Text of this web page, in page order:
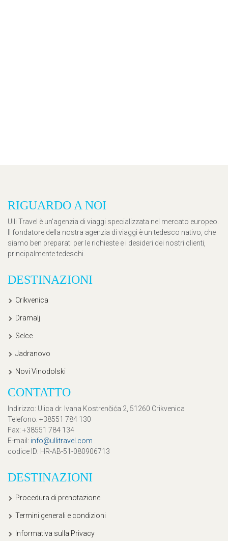
RIGUARDO A NOI
Ulli Travel è un'agenzia di viaggi specializzata nel mercato europeo.
Il fondatore della nostra agenzia di viaggi è un tedesco nativo, che
siamo ben preparati per le richieste e i desideri dei nostri clienti,
principalmente tedeschi.
DESTINAZIONI
Crikvenica
Dramalj
Selce
Jadranovo
Novi Vinodolski
CONTATTO
Indirizzo: Ulica dr. Ivana Kostrenčića 2, 51260 Crikvenica
Telefono: +38551 784 130
Fax: +38551 784 134
E-mail : info@ullitravel.com
codice ID: HR-AB-51-080906713
DESTINAZIONI
Procedura di prenotazione
Termini generali e condizioni
Informativa sulla Privacy